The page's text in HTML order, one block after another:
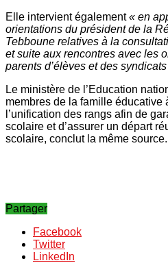
Elle intervient également« en
orientations du président de la
Tebboune relatives à la
et suite aux rencontres avec les
parents d’élèves et des
Le ministère de l’Education
membres de la famille éducative
l’unification des rangs afin de
scolaire et d’assurer un départ
scolaire, conclut la même source.
Partager
Facebook
Twitter
LinkedIn